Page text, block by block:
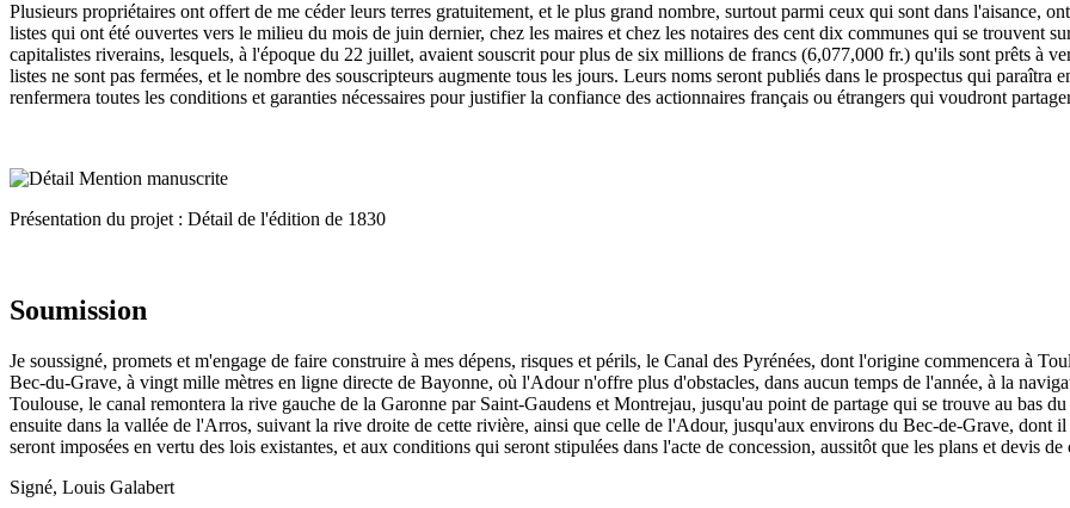
Plusieurs propriétaires ont offert de me céder leurs terres gratuitement, et le plus grand nombre, surtout parmi ceux qui sont dans l'aisance,
listes qui ont été ouvertes vers le milieu du mois de juin dernier, chez les maires et chez les notaires des cent dix communes qui se trouvent
capitalistes riverains, lesquels, à l'époque du 22 juillet, avaient souscrit pour plus de six millions de francs (6,077,000 fr.) qu'ils sont prêts à
listes ne sont pas fermées, et le nombre des souscripteurs augmente tous les jours. Leurs noms seront publiés dans le prospectus qui
renfermera toutes les conditions et garanties nécessaires pour justifier la confiance des actionnaires français ou étrangers qui voudront
Présentation du projet : Détail de l'édition de 1830
Soumission
Je soussigné, promets et m'engage de faire construire à mes dépens, risques et périls, le Canal des Pyrénées, dont l'origine commencera à
Bec-du-Grave, à vingt mille mètres en ligne directe de Bayonne, où l'Adour n'offre plus d'obstacles, dans aucun temps de l'année, à la
Toulouse, le canal remontera la rive gauche de la Garonne par Saint-Gaudens et Montrejau, jusqu'au point de partage qui se trouve au bas
ensuite dans la vallée de l'Arros, suivant la rive droite de cette rivière, ainsi que celle de l'Adour, jusqu'aux environs du Bec-de-Grave, dont
seront imposées en vertu des lois existantes, et aux conditions qui seront stipulées dans l'acte de concession, aussitôt que les plans et devis
Signé, Louis Galabert